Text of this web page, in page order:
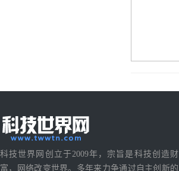
科技世界网创立于2009年，宗旨是科技创造财
富，网络改变世界。多年来力争通过自主创新的